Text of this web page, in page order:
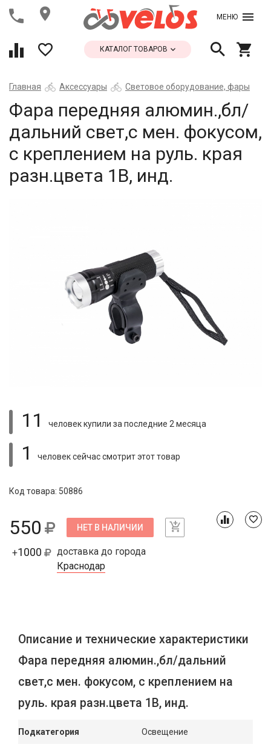
МЕНЮ
КАТАЛОГ ТОВАРОВ
Главная Аксессуары Световое оборудование, фары
Фара передняя алюмин.,бл/
дальний свет,с мен. фокусом,
с креплением на руль. края
разн.цвета 1В, инд.
11 человек купили за последние 2 месяца
1 человек сейчас смотритэтот товар
Код товара: 50886
550 НЕТ В НАЛИЧИИ
+1000
доставка до города
Краснодар
Описание и технические характеристики
Фара передняя алюмин.,бл/дальний
свет,с мен. фокусом, с креплением на
руль. края разн.цвета 1В, инд.
Подкатегория Освещение